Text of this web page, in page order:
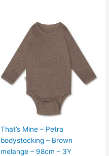
That’s Mine – Petra
bodystocking – Brown
melange – 98cm – 3Y